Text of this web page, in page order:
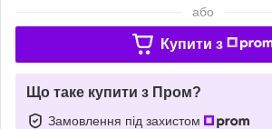
або
Купити з
Що таке купити з Пром?
Замовлення під захистом